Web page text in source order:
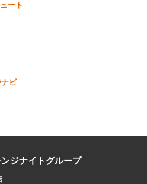
ート
ビ
ジナイトグループ